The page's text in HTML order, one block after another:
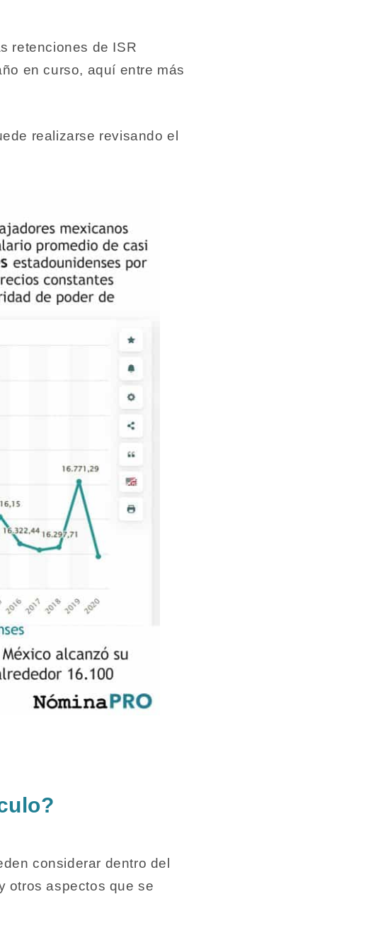
retenciones de ISR
en curso, aquí entre más
realizarse revisando el
considerar dentro del
otros aspectos que se